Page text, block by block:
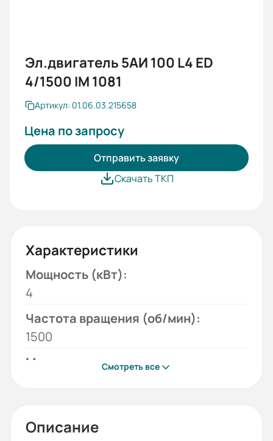
Эл.двигатель 5АИ 100 L4 ED
4/1500 IM 1081
Артикул: 01.06.03.215658
Цена по запросу
Отправить заявку
Скачать ТКП
Характеристики
Мощность (кВт):
4
Частота вращения (об/мин):
1500
Монтажное исполнение:
220/380
Смотреть все
Описание